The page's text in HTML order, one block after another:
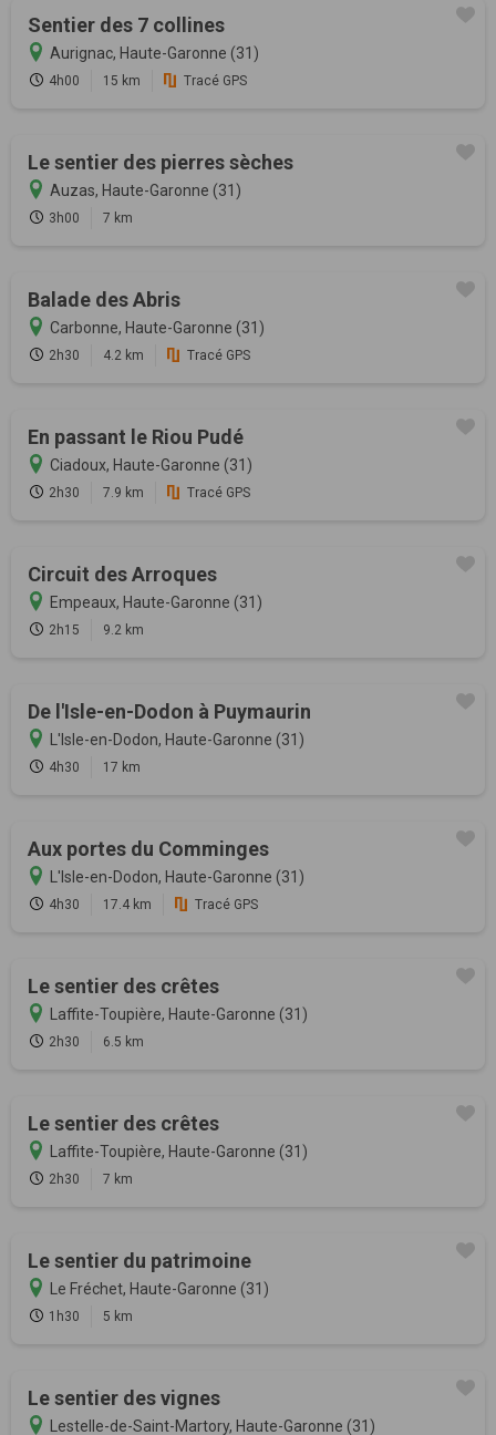
Sentier des 7 collines
Aurignac, Haute-Garonne (31)
4h00 15 km Tracé GPS
Le sentier des pierres sèches
Auzas, Haute-Garonne (31)
3h00 7 km
Balade des Abris
Carbonne, Haute-Garonne (31)
2h30 4.2 km Tracé GPS
En passant le Riou Pudé
Ciadoux, Haute-Garonne (31)
2h30 7.9 km Tracé GPS
Circuit des Arroques
Empeaux, Haute-Garonne (31)
2h15 9.2 km
De l'Isle-en-Dodon à Puymaurin
L'Isle-en-Dodon, Haute-Garonne (31)
4h30 17 km
Aux portes du Comminges
L'Isle-en-Dodon, Haute-Garonne (31)
4h30 17.4 km Tracé GPS
Le sentier des crêtes
Laffite-Toupière, Haute-Garonne (31)
2h30 6.5 km
Le sentier des crêtes
Laffite-Toupière, Haute-Garonne (31)
2h30 7 km
Le sentier du patrimoine
Le Fréchet, Haute-Garonne (31)
1h30 5 km
Le sentier des vignes
Lestelle-de-Saint-Martory, Haute-Garonne (31)